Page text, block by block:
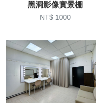
黑洞影像實景棚
NT$ 1000